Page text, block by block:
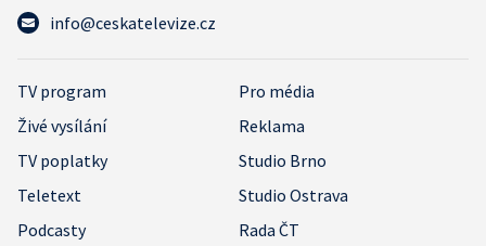
info@ceskatelevize.cz
TV program
Pro média
Živé vysílání
Reklama
TV poplatky
Studio Brno
Teletext
Studio Ostrava
Podcasty
Rada ČT